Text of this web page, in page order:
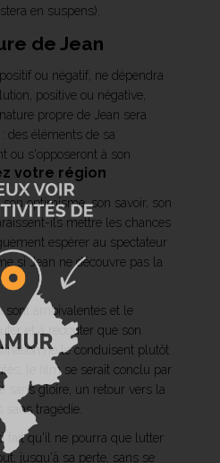
en suspens).
de Jean
ou négatif, ne dépendra
positive ou négative,
propre de Jean sera
des éléments de sa
ou s'opposeront à son
optimisme, son savoir, son
ils mettre les chances
espérer au spectateur
si Jean ne découvre pas la
sont ambivalentes et le
et à redouter que son
ne le conduisent plutôt
le film se serait conclu par
sans gloire, un retour vers la
tragédie.
fait qu'il ne pourra que lutter
jusqu'à sa perte, sans se
votre région